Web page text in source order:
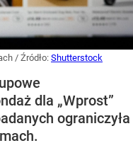
/ Źródło: Shutterstock
dla „Wprost”
ograniczyła